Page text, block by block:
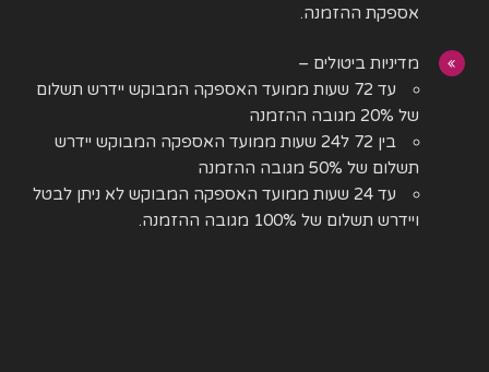
אספקת ההזמנה.
מדיניות ביטולים –
עד 72 שעות ממועד האספקה המבוקש יידרש תשלום
של 20% מגובה ההזמנה
בין 72 ל24 שעות ממועד האספקה המבוקש יידרש
תשלום של 50% מגובה ההזמנה
עד 24 שעות ממועד האספקה המבוקש לא ניתן לבטל
ויידרש תשלום של 100% מגובה ההזמנה.